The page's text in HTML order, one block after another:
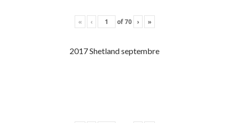
« ‹ of70 › »
2017 Shetland septembre